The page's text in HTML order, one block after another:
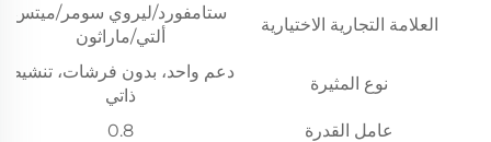
العلامة التجارية الاختيارية
ستامفورد/ليروي سومر/ميتس
ألتي/ماراثون
نوع المثيرة
دعم واحد، بدون فرشات، تنشيط
ذاتي
عامل القدرة
0.8